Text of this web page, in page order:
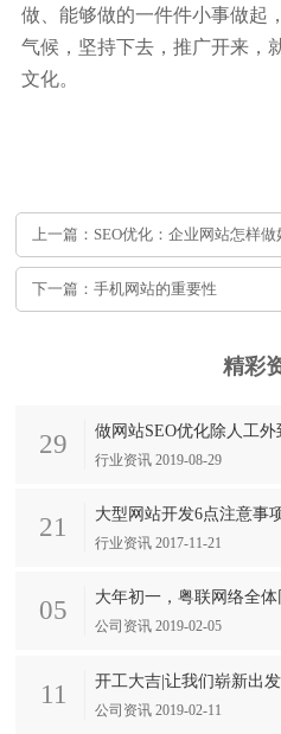
做、能够做的一件件小事做起
气候，坚持下去，推广开来，
文化。
上一篇：SEO优化：企业网站怎样
下一篇：手机网站的重要性
精彩
29 做网站SEO优化除人工
行业资讯 2019-08-29
21 大型网站开发6点注意事
行业资讯 2017-11-21
05 大年初一，粤联网络全体
公司资讯 2019-02-05
11 开工大吉|让我们崭新出发
公司资讯 2019-02-11